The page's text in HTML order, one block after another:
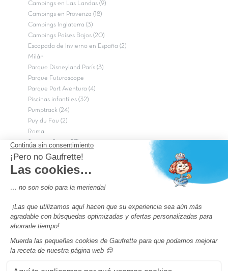
Campings en Las Landas (9)
Campings en Provenza (18)
Campings Inglaterra (3)
Campings Países Bajos (20)
Escapada de Invierno en España (2)
Milán
Parque Disneyland París (3)
Parque Futuroscope
Parque Port Aventura (4)
Piscinas infantiles (32)
Pumptrack (24)
Puy du Fou (2)
Roma
Semana Santa (17)
tripadvisor Traveler’s Choice 2026 (43)
campings niños Francia
Los camping con piscinas en Francia
Camping Murcia
Camping Costa Brava
Camping Costa daurada
Pass camping